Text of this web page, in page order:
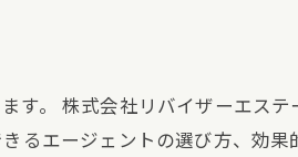
す。 株式会社リバイザーエス
るエージェントの選び方、効